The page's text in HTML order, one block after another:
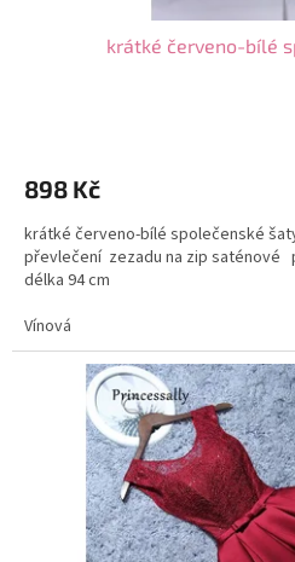
krátké červeno-bílé
898 Kč
krátké červeno-bílé společenské
převlečení zezadu na zip saténové
délka 94 cm
Vínová